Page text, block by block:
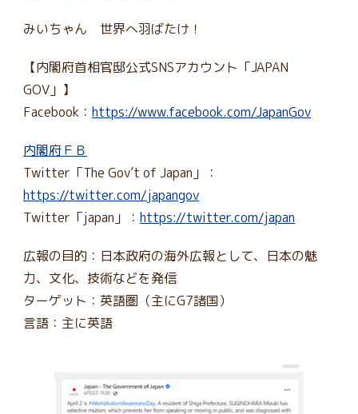
みいちゃん 世界へ羽ばたけ！
【内閣府首相官邸公式SNSアカウント「JAPAN
GOV」】
Facebook：https://www.facebook.com/JapanGov
内閣府ＦＢ
Twitter「The Gov’t of Japan」：
https://twitter.com/japangov
Twitter「japan」：https://twitter.com/japan
広報の目的：日本政府の海外広報として、日本の魅
力、文化、 技術などを発信
ターゲット：英語圏（主にG7諸国）
言語：主に英語